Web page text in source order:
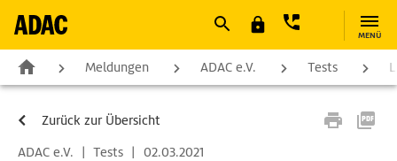
MENÜ
Meldungen ADAC e.V. Tests
Zurück zur Übersicht
ADAC e.V.
| Tests | 02.03.2021